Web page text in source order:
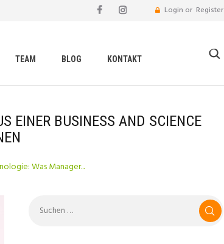
Login or Register
TEAM BLOG KONTAKT
EINER BUSINESS AND SCIENCE
Was Manager...
nach: